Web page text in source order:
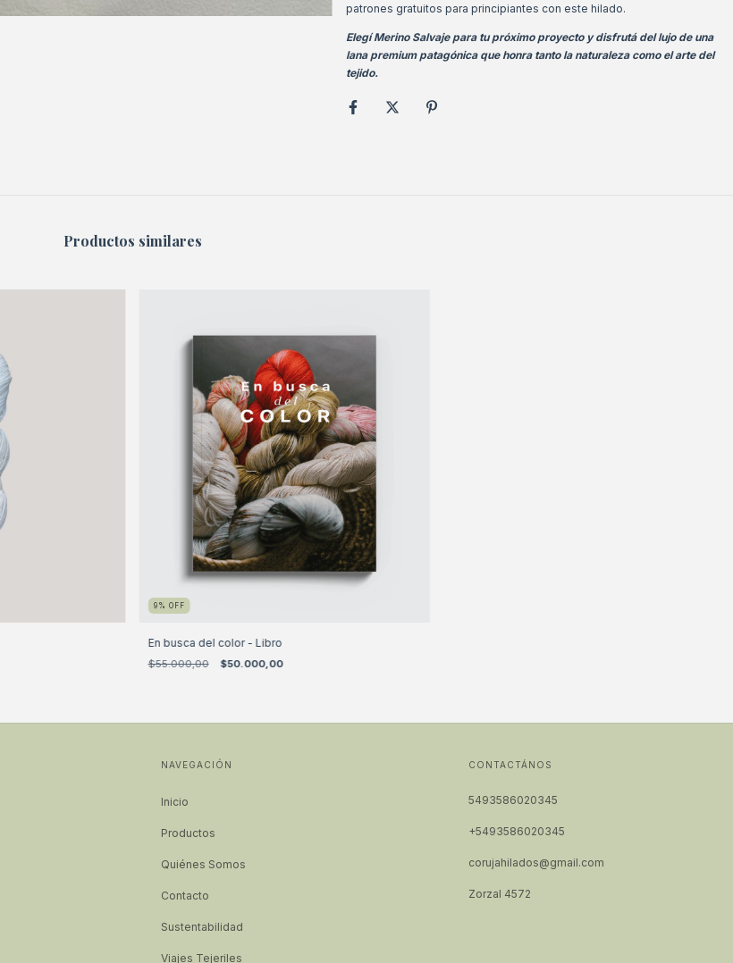
patrones gratuitos para principiantes con este hilado.
Elegí Merino Salvaje para tu próximo proyecto y disfrutá del lujo de una
lana premium patagónica que honra tanto la naturaleza como el arte del
tejido.
Productos similares
9 % OFF
En busca del color - Libro
$55.000,00 $50.000,00
NAVEGACIÓN
Inicio
Productos
Quiénes Somos
Contacto
Sustentabilidad
Viajes Tejeriles
CONTACTÁNOS
5493586020345
+5493586020345
corujahilados@gmail.com
Zorzal 4572